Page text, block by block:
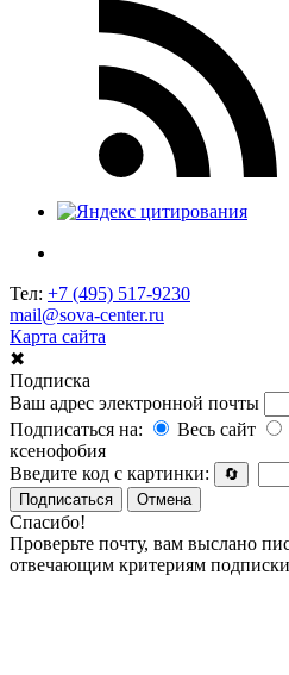
Тел: +7 (495) 517-9230
mail@sova-center.ru
Карта сайта
✖
Подписка
Ваш адрес электронной почты
Подписаться на:
Весь сайт
ксенофобия
Введите код с картинки:
🔄
Подписаться
Отмена
Спасибо!
Проверьте почту, вам выслано
отвечающим критериям подписки